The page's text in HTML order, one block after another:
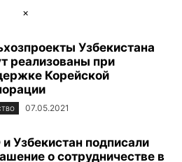
×
Узбекистана
реализованы при
Корейской
07.05.2021
Узбекистан подписали
о сотрудничестве в